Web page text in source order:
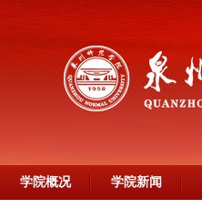
学院概况 学院新闻